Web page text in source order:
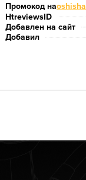
Промокод наoshisha
HtreviewsID
Добавлен на сайт
Добавил